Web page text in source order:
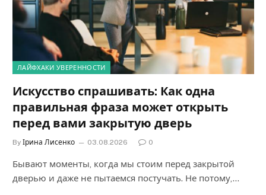
ЛАЙФХАКИ УВЕРЕННОСТИ
Искусство спрашивать: Как одна
правильная фраза может открыть
перед вами закрытую дверь
By Ірина Лисенко 03.08.2026 0
Бывают моменты, когда мы стоим перед закрытой
дверью и даже не пытаемся постучать. Не потому,…